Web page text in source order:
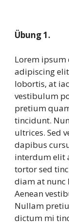
Übung 1.
Lorem ipsum
adipiscing
lobortis, at
vestibulum
pretium
tincidunt.
ultrices. Sed
dapibus
interdum elit
tortor sed
diam at nunc
Aenean
Nullam
dictum mi